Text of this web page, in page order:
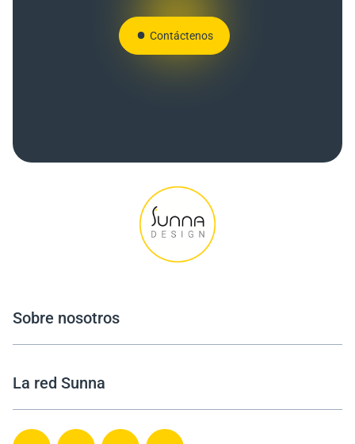
Contáctenos
Sobre nosotros
La red Sunna